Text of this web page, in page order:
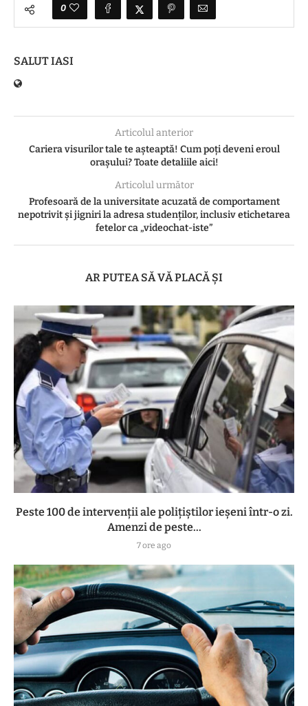
0
SALUT IASI
Articolul anterior
Cariera visurilor tale te așteaptă! Cum poți deveni eroul
orașului? Toate detaliile aici!
Articolul următor
Profesoară de la universitate acuzată de comportament
nepotrivit și jigniri la adresa studenților, inclusiv etichetarea
fetelor ca „videochat-iste”
AR PUTEA SĂ VĂ PLACĂ ȘI
Peste 100 de intervenții ale polițiștilor ieșeni într-o zi.
Amenzi de peste...
7 ore ago